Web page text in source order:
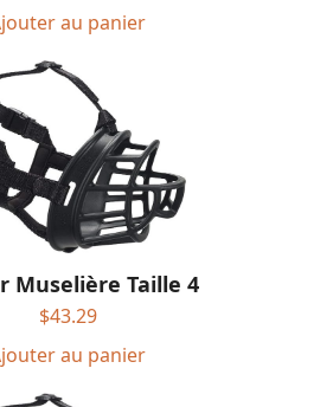
au panier
Muselière Taille 4
$43.29
au panier